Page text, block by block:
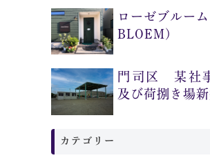
ローゼブルー
BLOEM)
門司区 某社
及び荷捌き場
カテゴリー